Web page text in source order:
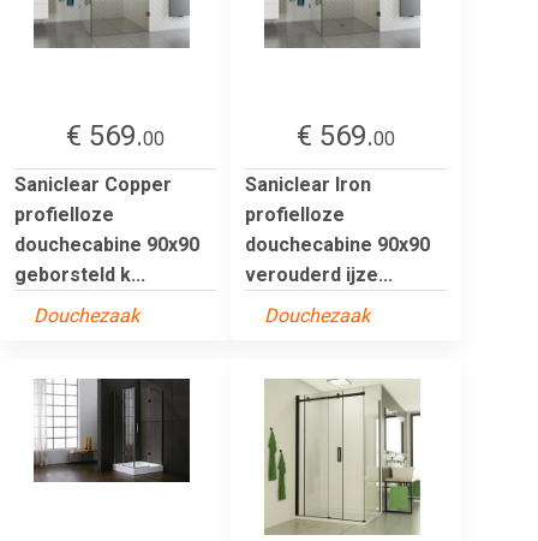
€ 569.00
Saniclear Copper
profielloze
douchecabine 90x90
geborsteld k...
Douchezaak
€ 569.00
Saniclear Iron
profielloze
douchecabine 90x90
verouderd ijze...
Douchezaak